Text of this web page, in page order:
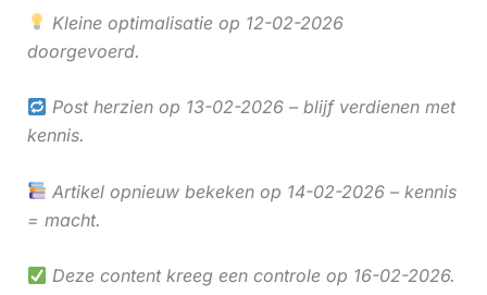
Kleine optimalisatie op 12-02-2026
doorgevoerd.
Post herzien op 13-02-2026 – blijf verdienen met
kennis.
Artikel opnieuw bekeken op 14-02-2026 – kennis
= macht.
Deze content kreeg een controle op 16-02-2026.